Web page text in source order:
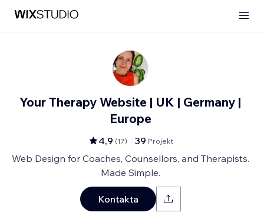
Your Therapy Website | UK | Germany |
Europe
4,9 (17) 39 Projekt
Web Design for Coaches, Counsellors, and Therapists.
Made Simple.
Kontakta